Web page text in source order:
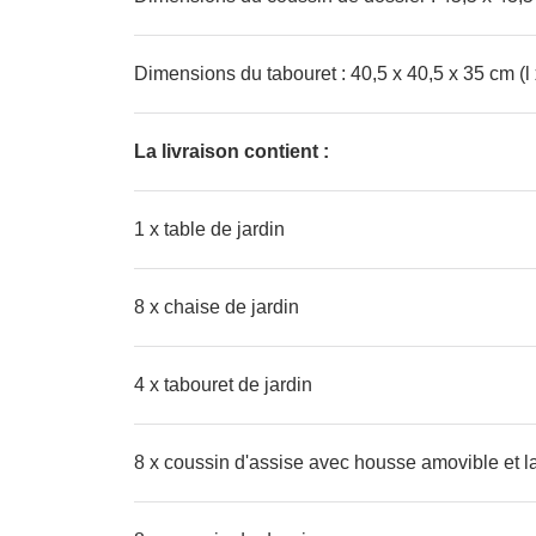
Dimensions du tabouret : 40,5 x 40,5 x 35 cm (l
La livraison contient :
1 x table de jardin
8 x chaise de jardin
4 x tabouret de jardin
8 x coussin d'assise avec housse amovible et